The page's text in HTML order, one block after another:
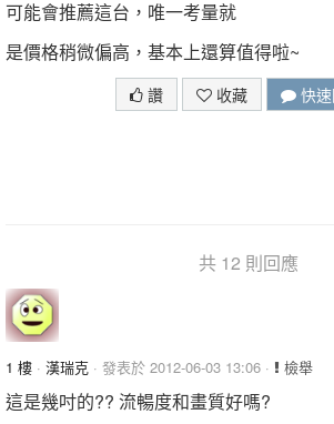
可能會推薦這台，唯一考量就
是價格稍微偏高，基本上還算值得啦~
讚 收藏 快
共 12 則回應
1 樓 · 漢瑞克 · 發表於 2012-06-03 13:06 · 檢舉
這是幾吋的?? 流暢度和畫質好嗎?